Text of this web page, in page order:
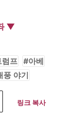
▼
럼프
아베
풍 야기
링크 복사